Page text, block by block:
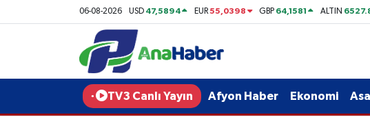
06-08-2026 USD 47,5894 EUR55,0398 GBP 64,1581 ALTIN
TV3 Canlı Yayın Afyon Haber Ekonomi
Yurt Haber
Afyon Haber
Afyonkarahisar Nöbetçi Eczaneler
Afyonkarahisar Hava Durumu